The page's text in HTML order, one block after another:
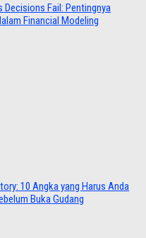
Decisions Fail: Pentingnya
Financial Modeling
10 Angka yang Harus Anda
Buka Gudang